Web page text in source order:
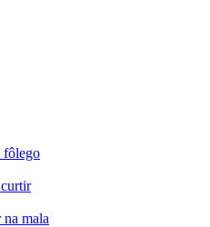
fôlego
mala